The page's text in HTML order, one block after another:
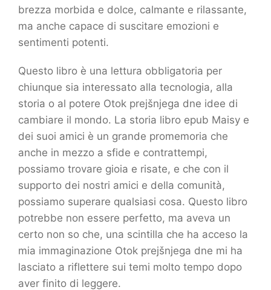
brezza morbida e dolce, calmante e rilassante,
ma anche capace di suscitare emozioni e
sentimenti potenti.
Questo libro è una lettura obbligatoria per
chiunque sia interessato alla tecnologia, alla
storia o al potere Otok prejšnjega dne idee di
cambiare il mondo. La storia libro epub Maisy e
dei suoi amici è un grande promemoria che
anche in mezzo a sfide e contrattempi,
possiamo trovare gioia e risate, e che con il
supporto dei nostri amici e della comunità,
possiamo superare qualsiasi cosa. Questo libro
potrebbe non essere perfetto, ma aveva un
certo non so che, una scintilla che ha acceso la
mia immaginazione Otok prejšnjega dne mi ha
lasciato a riflettere sui temi molto tempo dopo
aver finito di leggere.